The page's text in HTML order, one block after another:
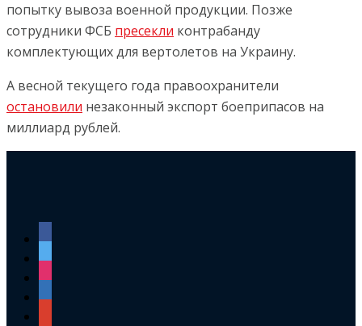
попытку вывоза военной продукции. Позже
сотрудники ФСБ пресекли контрабанду
комплектующих для вертолетов на Украину.
А весной текущего года правоохранители
остановили незаконный экспорт боеприпасов на
миллиард рублей.